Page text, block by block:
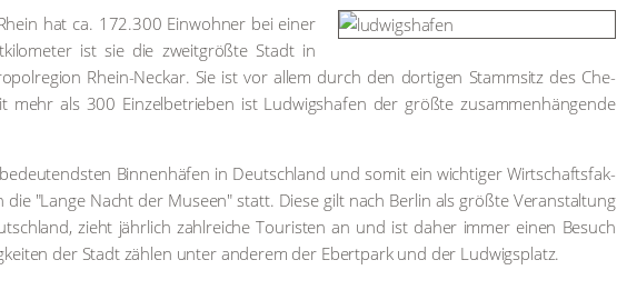
hat ca. 172.300 Ein­woh­ner bei einer
ist sie die zweit­größ­te Stadt in
Rhein-Neckar. Sie ist vor allem durch den dor­ti­gen Stamm­sitz des Che­
mehr als 300 Ein­zel­be­trie­ben ist Lud­wigs­ha­fen der größ­te zusam­men­hän­gen­de
Bin­nen­hä­fen in Deutsch­land und somit ein wich­ti­ger Wirt­schafts­fak­
"Lan­ge Nacht der Muse­en" statt. Die­se gilt nach Ber­lin als größ­te Ver­an­stal­tung
zieht jähr­lich zahl­rei­che Tou­ris­ten an und ist daher immer einen Besuch
der Stadt zäh­len unter ande­rem der Ebert­park und der Lud­wigs­platz.